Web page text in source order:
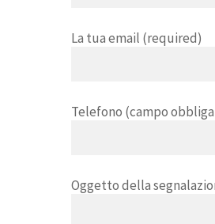
La tua email (required)
Telefono (campo
Oggetto della